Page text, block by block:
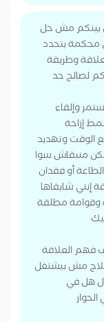
بينكم مش حل
محكمة بتحدد
وطريقة
لصالح حد
وإلقاء
إزاحة
الوقت وتهديد
منبقاش سوا
أو فقدان
إنتي شايفاها
وقوامة مطلقة
فهم العلاقة
مش بيشتغل
هل في